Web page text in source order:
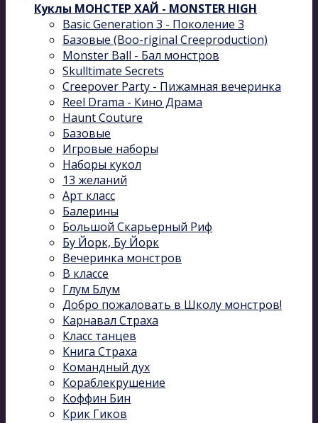
Куклы МОНСТЕР ХАЙ - MONSTER HIGH
Basic Generation 3 - Поколение 3
Базовые (Boo-riginal Creeproduction)
Monster Ball - Бал монстров
Skulltimate Secrets
Creepover Party - Пижамная вечеринка
Reel Drama - Кино Драма
Haunt Couture
Базовые
Игровые наборы
Наборы кукол
13 желаний
Арт класс
Балерины
Большой Скарьерный Риф
Бу Йорк, Бу Йорк
Вечеринка монстров
В классе
Глум Блум
Добро пожаловать в Школу монстров!
Карнавал Cтраха
Класс танцев
Книга Страха
Командный дух
Кораблекрушение
Коффин Бин
Крик Гиков